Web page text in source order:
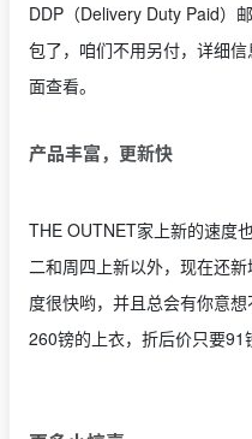
DDP（Delivery Duty Paid）
包了，咱们不用另付，详细
面查看。
产品丰富，更新快
THE OUTNET家上新的速度
二和周四上新以外，现在还
度很快哟，并且总会有你意
260镑的上衣，折后价只要91